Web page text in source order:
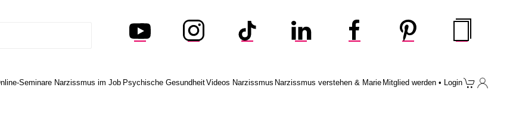
Seminare Narzissmus im Job Psychische GesundheitVideos Narzissmus Narzissmus verstehen & Marie Mitglied werden • Login